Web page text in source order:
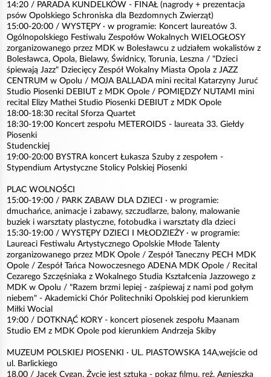
14:20 / PARADA KUNDELKÓW - FINAŁ (nagrody + prezentacja
psów Opolskiego Schroniska dla Bezdomnych Zwierząt)
15:00-20:00 / WYSTĘPY · w programie: Koncert laureatów 3.
Ogólnopolskiego Festiwalu Zespołów Wokalnych WIELOGŁOSY
zorganizowanego przez MDK w Bolesławcu z udziałem wokalistów z
Bolesławca, Opola, Bielawy, Świdnicy, Torunia, Leszna / "Dzieci
śpiewają Jazz" Dziecięcy Zespół Wokalny Miasta Opola z JAZZ
CENTRUM w Opolu / MOJA BALLADA mini recital Katarzyny Juruć
Studio Piosenki DEBIUT z MDK Opole / POMIĘDZY NUTAMI mini
recital Elizy Mathei Studio Piosenki DEBIUT z MDK Opole
18:00-18:30 recital Sforza Quartet
18:30-19:00 Koncert zespołu METEROIDS - laureata 33. Giełdy
Piosenki
Studenckiej
19:00-20:00 BYSTRA koncert Łukasza Szuby z zespołem -
Stypendium Artystyczne Stolicy Polskiej Piosenki
PLAC WOLNOŚCI
15:00-19:00 / PARK ZABAW DLA DZIECI · w programie:
dmuchańce, animacje i zabawy, szczudlarze, balony, malowanie
buziek i warsztaty plastyczne, fotobudka i warsztaty dla dzieci
15:30-19:00 / WYSTĘPY DZIECI I MŁODZIEŻY · w programie:
Laureaci Festiwalu Artystycznego Opolskie Młode Talenty
zorganizowanego przez MDK Opole / Zespół Taneczny PECH MDK
Opole / Zespół Tańca Nowoczesnego ADENA MDK Opole / Recital
Cezarego Szczęśniaka z Wokalnego Studia Kształcenia Jazzowego z
MDK w Opolu / "Razem brzmi lepiej - zaśpiewaj z nami pod gołym
niebem" - Akademicki Chór Politechniki Opolskiej pod kierunkiem
Miłki Wocial
19:00 / DOTKNĄĆ KORY - koncert piosenek zespołu Maanam
Studio EM z MDK Opole pod kierunkiem Andrzeja Skiby
MUZEUM POLSKIEJ PIOSENKI · UL. PIASTOWSKA 14A,wejście od
ul. Barlickiego
18.00 / Jacek Cygan. Życie jest sztuką - pokaz filmu, reż. Agnieszka